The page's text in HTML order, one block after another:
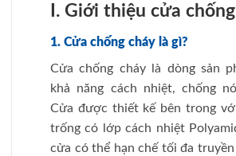
I. Giới thiệu cửa
1. Cửa chống cháy là gì?
Cửa chống cháy là dòng ѕản
khả năng cách nhiệt, chống
Cửa được thiết kế bên trong
trống có lớp cách nhiệt
cửa có thể hạn chế tối đa